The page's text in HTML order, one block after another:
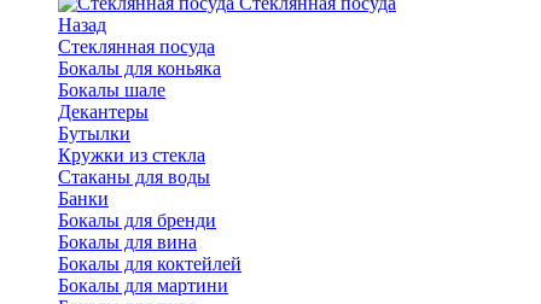
Назад
Стеклянная посуда
Бокалы для коньяка
Бокалы шале
Декантеры
Бутылки
Кружки из стекла
Стаканы для воды
Банки
Бокалы для бренди
Бокалы для вина
Бокалы для коктейлей
Бокалы для мартини